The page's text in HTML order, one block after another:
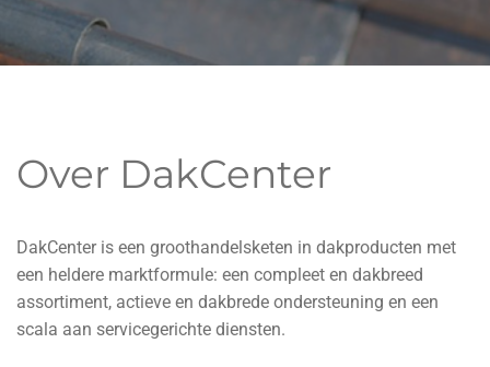
Over DakCenter
DakCenter is een groothandelsketen in dakproducten met
een heldere marktformule: een compleet en dakbreed
assortiment, actieve en dakbrede ondersteuning en een
scala aan servicegerichte diensten.